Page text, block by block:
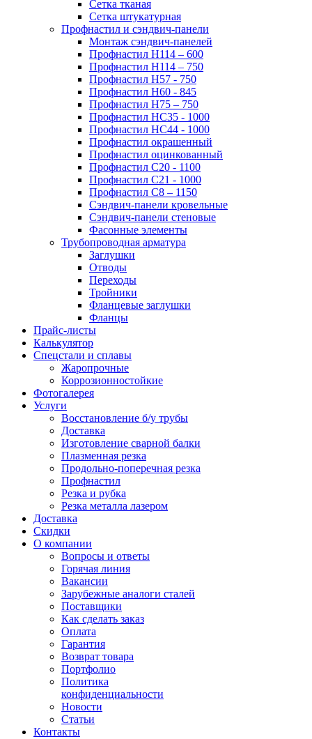
Сетка тканая
Сетка штукатурная
Профнастил и сэндвич-панели
Монтаж сэндвич-панелей
Профнастил Н114 – 600
Профнастил Н114 – 750
Профнастил Н57 - 750
Профнастил Н60 - 845
Профнастил Н75 – 750
Профнастил НС35 - 1000
Профнастил НС44 - 1000
Профнастил окрашенный
Профнастил оцинкованный
Профнастил С20 - 1100
Профнастил С21 - 1000
Профнастил С8 – 1150
Сэндвич-панели кровельные
Сэндвич-панели стеновые
Фасонные элементы
Трубопроводная арматура
Заглушки
Отводы
Переходы
Тройники
Фланцевые заглушки
Фланцы
Прайс-листы
Калькулятор
Спецстали и сплавы
Жаропрочные
Коррозионностойкие
Фотогалерея
Услуги
Восстановление б/у трубы
Доставка
Изготовление сварной балки
Плазменная резка
Продольно-поперечная резка
Профнастил
Резка и рубка
Резка металла лазером
Доставка
Скидки
О компании
Вопросы и ответы
Горячая линия
Вакансии
Зарубежные аналоги сталей
Поставщики
Как сделать заказ
Оплата
Гарантия
Возврат товара
Портфолио
Политика
конфиденциальности
Новости
Статьи
Контакты